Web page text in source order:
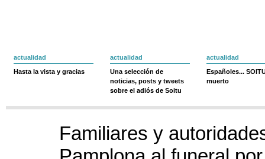
actualidad
Hasta la vista y gracias
actualidad
Una selección de
noticias, posts y tweets
sobre el adiós de Soitu
actualidad
Españoles...
muerto
Familiares y